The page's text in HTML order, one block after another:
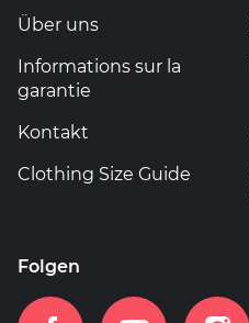
Über uns
Informations sur la
garantie
Kontakt
Clothing Size Guide
Folgen